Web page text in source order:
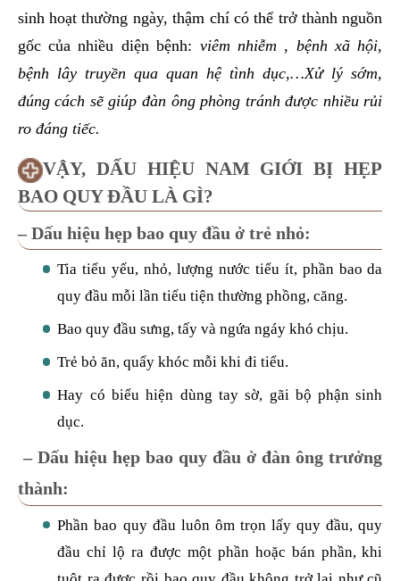
sinh hoạt thường ngày, thậm chí có thể trở thành nguồn
gốc của nhiều diện bệnh: viêm nhiễm , bệnh xã hội,
bệnh lây truyền qua quan hệ tình dục,…Xử lý sớm,
đúng cách sẽ giúp đàn ông phòng tránh được nhiều rủi
ro đáng tiếc.
VẬY, DẤU HIỆU NAM GIỚI BỊ HẸP
BAO QUY ĐẦU LÀ GÌ?
– Dấu hiệu hẹp bao quy đầu ở trẻ nhỏ:
Tia tiểu yếu, nhỏ, lượng nước tiểu ít, phần bao da
quy đầu mỗi lần tiểu tiện thường phồng, căng.
Bao quy đầu sưng, tấy và ngứa ngáy khó chịu.
Trẻ bỏ ăn, quấy khóc mỗi khi đi tiểu.
Hay có biểu hiện dùng tay sờ, gãi bộ phận sinh
dục.
– Dấu hiệu hẹp bao quy đầu ở đàn ông trưởng
thành:
Phần bao quy đầu luôn ôm trọn lấy quy đầu, quy
đầu chỉ lộ ra được một phần hoặc bán phần, khi